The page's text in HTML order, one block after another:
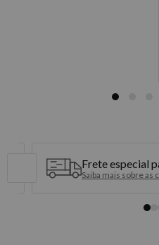
Frete especial
Saiba mais sobre as